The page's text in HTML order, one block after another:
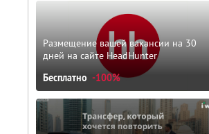
Размещение вашей вакансии на 30
дней на сайте HeadHunter
Бесплатно -100%